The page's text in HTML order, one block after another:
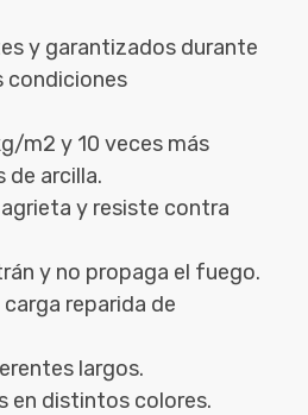
y garantizados durante
condiciones
m2 y 10 veces más
de arcilla.
y resiste contra
y no propaga el fuego.
reparida de
largos.
en distintos colores.